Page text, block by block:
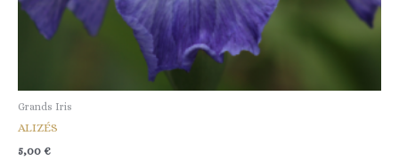
Grands Iris
ALIZÉS
5,00 €